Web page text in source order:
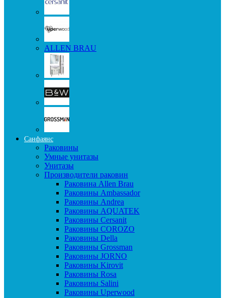
ALLEN BRAU
Санфаянс
Раковины
Умные унитазы
Унитазы
Производители раковин
Раковина Allen Brau
Раковины Ambassador
Раковины Andrea
Раковины AQUATEK
Раковины Cersanit
Раковины COROZO
Раковины Della
Раковины Grossman
Раковины JORNO
Раковины Kirovit
Раковины Rosa
Раковины Salini
Раковины Uperwood